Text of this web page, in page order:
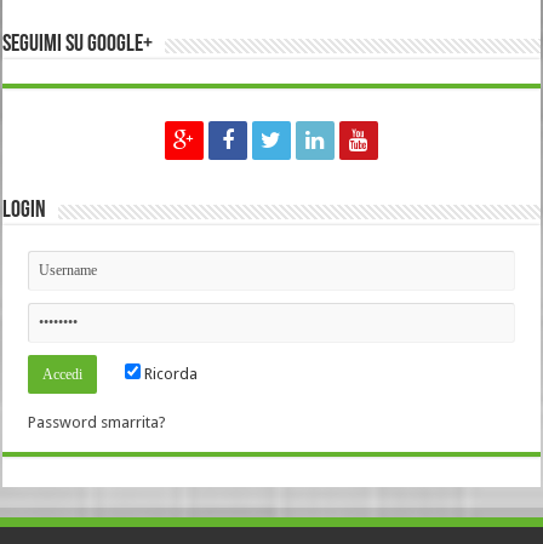
Seguimi su Google+
Login
Ricorda
Password smarrita?